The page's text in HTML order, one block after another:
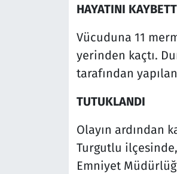
HAYATINI
Vücuduna 11
yerinden kaçtı.
tarafından
TUTUKLANDI
Olayın ardından
Turgutlu
Emniyet